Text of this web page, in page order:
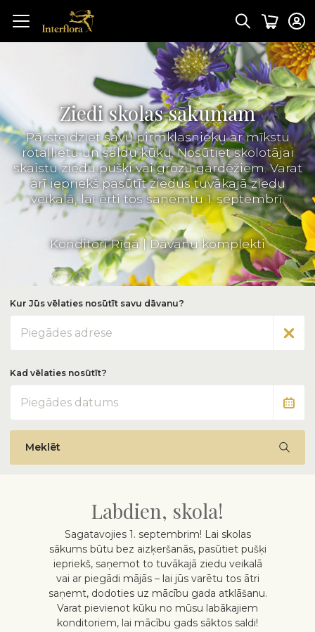
Ziedi skolas sākumam
Pārsteidziet savu pirmklasnieku ar mīkstu
rotaļlietu un saldu kūku. Nosūtiet skolotājai
skaistu ziedu pušķi vai grozu gardēžiem. Varat
arī iepriekš pasūtīt ziedus tuvākajā ziedu
veikalā, lai ērti tos saņemtu 1. septembrī.
Konditori Rīgā|Dāvanu komplekti
Kur Jūs vēlaties nosūtīt savu dāvanu?
Kad vēlaties nosūtīt?
Meklēt
Labdien, skola!
Sagatavojies 1. septembrim! Lai skolas
sākums būtu bez aizķeršanās, pasūtiet pušķi
iepriekš, saņemot to tuvākajā ziedu veikalā
vai ar piegādi mājās – lai jūs varētu tos ātri
saņemt, dodoties uz mācību gada atklāšanu.
Varat pievienot kūku no mūsu labākajiem
konditoriem, lai mācību gads sāktos saldi!